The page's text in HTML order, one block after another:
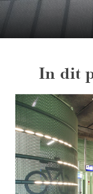
In dit